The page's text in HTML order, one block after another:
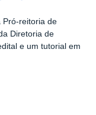
Pró-reitoria de
Diretoria de
e um tutorial em